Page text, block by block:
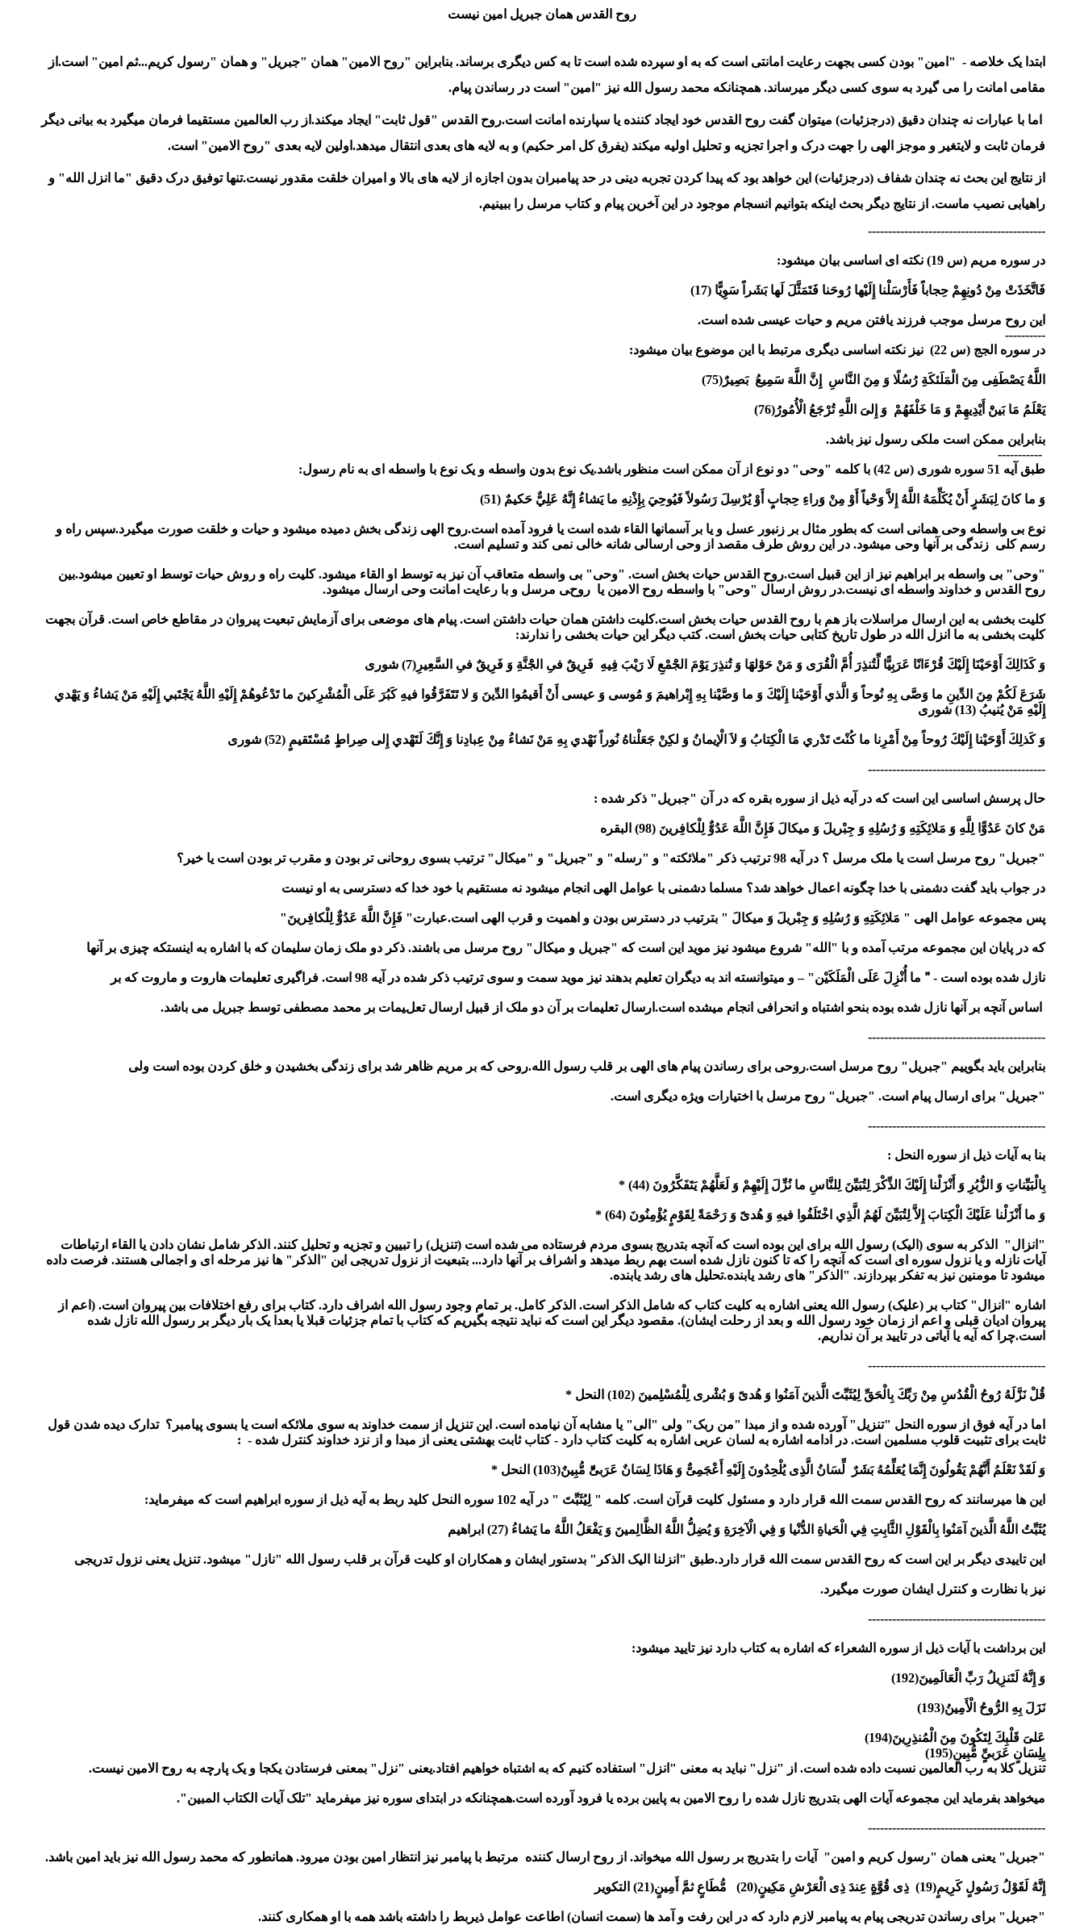
روح القدس همان جبریل امین نیست
ابتدا یک خلاصه - "امین" بودن کسی بجهت رعایت امانتی است که به او سپرده شده است تا به کس دیگری برساند. بنابراین "روح الامین" همان "جبریل" و همان "رسول کریم...ثم امین" است.از
مقامی امانت را می گیرد به سوی کسی دیگر میرساند. همچنانکه محمد رسول الله نیز "امین" است در رساندن پیام.
اما با عبارات نه چندان دقیق (درجزئیات) میتوان گفت روح القدس خود ایجاد کننده یا سپارنده امانت است.روح القدس "قول ثابت" ایجاد میکند.از رب العالمین مستقیما فرمان میگیرد به بیانی دیگر
فرمان ثابت و لایتغیر و موجز الهی را جهت درک و اجرا تجزیه و تحلیل اولیه میکند (یفرق کل امر حکیم) و به لایه های بعدی انتقال میدهد.اولین لایه بعدی "روح الامین" است.
از نتایج این بحث نه چندان شفاف (درجزئیات) این خواهد بود که پیدا کردن تجربه دینی در حد پیامبران بدون اجازه از لایه های بالا و امیران خلقت مقدور نیست.تنها توفیق درک دقیق "ما انزل الله" و
راهیابی نصیب ماست. از نتایج دیگر بحث اینکه بتوانیم انسجام موجود در این آخرین پیام و کتاب مرسل را ببینیم.
--------------------------------------------
در سوره مریم (س 19) نکته ای اساسی بیان میشود:
فَاتَّخَذَتْ مِنْ دُونِهِمْ حِجاباً فَأَرْسَلْنا إِلَيْها رُوحَنا فَتَمَثَّلَ لَها بَشَراً سَوِيًّا (17)
این روح مرسل موجب فرزند یافتن مریم و حیات عیسی شده است.
----------
در سوره الجج (س 22) نیز نکته اساسی دیگری مرتبط با این موضوع بیان میشود:
اللَّهُ يَصْطَفِى مِنَ الْمَلَئكَةِ رُسُلًا وَ مِنَ النَّاسِ إِنَّ اللَّهَ سَمِيعُ بَصِيرٌ(75)
يَعْلَمُ مَا بَينْ‏َ أَيْدِيهِمْ وَ مَا خَلْفَهُمْ وَ إِلىَ اللَّهِ تُرْجَعُ الْأُمُورُ(76)
بنابراین ممکن است ملکی رسول نیز باشد.
-----------
طبق آیه 51 سوره شوری (س 42) با کلمه "وحی" دو نوع از آن ممکن است منظور باشد.یک نوع بدون واسطه و یک نوع با واسطه ای به نام رسول:
وَ ما كانَ لِبَشَرٍ أَنْ يُكَلِّمَهُ اللَّهُ إِلاَّ وَحْياً أَوْ مِنْ وَراءِ حِجابٍ أَوْ يُرْسِلَ رَسُولاً فَيُوحِيَ بِإِذْنِهِ ما يَشاءُ إِنَّهُ عَلِيٌّ حَكيمٌ (51)
نوع بی واسطه وحی همانی است که بطور مثال بر زنبور عسل و یا بر آسمانها القاء شده است یا فرود آمده است.روح الهی زندگی بخش دمیده میشود و حیات و خلقت صورت میگیرد.سپس راه و
رسم کلی زندگی بر آنها وحی میشود. در این روش طرف مقصد از وحی ارسالی شانه خالی نمی کند و تسلیم است.
"وحی" بی واسطه بر ابراهیم نیز از این قبیل است.روح القدس حیات بخش است. "وحی" بی واسطه متعاقب آن نیز به توسط او القاء میشود. کلیت راه و روش حیات توسط او تعیین میشود.بین
روح القدس و خداوند واسطه ای نیست.در روش ارسال "وحی" با واسطه روح الامین یا روحی مرسل و با رعایت امانت وحی ارسال میشود.
کلیت بخشی به این ارسال مراسلات باز هم با روح القدس حیات بخش است.کلیت داشتن همان حیات داشتن است. پیام های موضعی برای آزمایش تبعیت پیروان در مقاطع خاص است. قرآن بجهت
کلیت بخشی به ما انزل الله در طول تاریخ کتابی حیات بخش است. کتب دیگر این حیات بخشی را ندارند:
وَ كَذَالِكَ أَوْحَيْنَا إِلَيْكَ قُرْءَانًا عَرَبِيًّا لِّتُنذِرَ أُمَّ الْقُرَى‏ وَ مَنْ حَوْلهََا وَ تُنذِرَ يَوْمَ الجَْمْعِ لَا رَيْبَ فِيهِ فَرِيقٌ فىِ الجَْنَّةِ وَ فَرِيقٌ فىِ السَّعِيرِ(7) شوری
شَرَعَ لَكُمْ مِنَ الدِّينِ ما وَصَّى بِهِ نُوحاً وَ الَّذي أَوْحَيْنا إِلَيْكَ وَ ما وَصَّيْنا بِهِ إِبْراهيمَ وَ مُوسى‏ وَ عيسى‏ أَنْ أَقيمُوا الدِّينَ وَ لا تَتَفَرَّقُوا فيهِ كَبُرَ عَلَى الْمُشْرِكينَ ما تَدْعُوهُمْ إِلَيْهِ اللَّهُ يَجْتَبي‏ إِلَيْهِ مَنْ يَشاءُ وَ يَهْدي
إِلَيْهِ مَنْ يُنيبُ (13) شوری
وَ كَذلِكَ أَوْحَيْنا إِلَيْكَ رُوحاً مِنْ أَمْرِنا ما كُنْتَ تَدْري مَا الْكِتابُ وَ لاَ الْإيمانُ وَ لكِنْ جَعَلْناهُ نُوراً نَهْدي بِهِ مَنْ نَشاءُ مِنْ عِبادِنا وَ إِنَّكَ لَتَهْدي إِلى‏ صِراطٍ مُسْتَقيمٍ (52) شوری
--------------------------------------------
حال پرسش اساسی این است که در آیه ذیل از سوره بقره که در آن "جبریل" ذکر شده :
مَنْ كانَ عَدُوًّا لِلَّهِ وَ مَلائِكَتِهِ وَ رُسُلِهِ وَ جِبْريلَ وَ ميكالَ فَإِنَّ اللَّهَ عَدُوٌّ لِلْكافِرينَ (98) البقره
"جبریل" روح مرسل است یا ملک مرسل ؟ در آیه 98 ترتیب ذکر "ملائکته" و "رسله" و "جبریل" و "میکال" ترتیب بسوی روحانی تر بودن و مقرب تر بودن است یا خیر؟
در جواب باید گفت دشمنی با خدا چگونه اعمال خواهد شد؟ مسلما دشمنی با عوامل الهی انجام میشود نه مستقیم با خود خدا که دسترسی به او نیست
پس مجموعه عوامل الهی " مَلائِكَتِهِ وَ رُسُلِهِ وَ جِبْريلَ وَ ميكالَ " بترتیب در دسترس بودن و اهمیت و قرب الهی است.عبارت" فَإِنَّ اللَّهَ عَدُوٌّ لِلْكافِرينَ"
که در پایان این مجموعه مرتب آمده و با "الله" شروع میشود نیز موید این است که "جبریل و میکال" روح مرسل می باشند. ذکر دو ملک زمان سلیمان که با اشاره به اینستکه چیزی بر آنها
نازل شده بوده است - "َ ما أُنْزِلَ عَلَى الْمَلَكَيْن‏" – و میتوانسته اند به دیگران تعلیم بدهند نیز موید سمت و سوی ترتیب ذکر شده در آیه 98 است. فراگیری تعلیمات هاروت و ماروت که بر
اساس آنچه بر آنها نازل شده بوده بنحو اشتباه و انحرافی انجام میشده است.ارسال تعلیمات بر آن دو ملک از قبیل ارسال تعلیمات بر محمد مصطفی توسط جبریل می باشد.
--------------------------------------------
بنابراین باید بگوییم "جبریل" روح مرسل است.روحی برای رساندن پیام های الهی بر قلب رسول الله.روحی که بر مریم ظاهر شد برای زندگی بخشیدن و خلق کردن بوده است ولی
"جبریل" برای ارسال پیام است. "جبریل" روح مرسل با اختیارات ویژه دیگری است.
--------------------------------------------
بنا به آیات ذیل از سوره النحل :
بِالْبَيِّناتِ وَ الزُّبُرِ وَ أَنْزَلْنا إِلَيْكَ الذِّكْرَ لِتُبَيِّنَ لِلنَّاسِ ما نُزِّلَ إِلَيْهِمْ وَ لَعَلَّهُمْ يَتَفَكَّرُونَ (44) *
وَ ما أَنْزَلْنا عَلَيْكَ الْكِتابَ إِلاَّ لِتُبَيِّنَ لَهُمُ الَّذِي اخْتَلَفُوا فيهِ وَ هُدىً وَ رَحْمَةً لِقَوْمٍ يُؤْمِنُونَ (64) *
"انزال" الذکر به سوی (الیک) رسول الله برای این بوده است که آنچه بتدریج بسوی مردم فرستاده می شده است (تنزیل) را تبیین و تجزیه و تحلیل کنند. الذکر شامل نشان دادن یا القاء ارتباطات
آیات نازله و یا نزول سوره ای است که آنچه را که تا کنون نازل شده است بهم ربط میدهد و اشراف بر آنها دارد... بتبعیت از نزول تدریجی این "الذکر" ها نیز مرحله ای و اجمالی هستند. فرصت داده
میشود تا مومنین نیز به تفکر بپردازند. "الذکر" های رشد یابنده.تحلیل های رشد یابنده.
اشاره "انزال" کتاب بر (علیک) رسول الله یعنی اشاره به کلیت کتاب که شامل الذکر است. الذکر کامل. بر تمام وجود رسول الله اشراف دارد. کتاب برای رفع اختلافات بین پیروان است. (اعم از
پیروان ادیان قبلی و اعم از زمان خود رسول الله و بعد از رحلت ایشان). مقصود دیگر این است که نباید نتیجه بگیریم که کتاب با تمام جزئیات قبلا یا بعدا یک بار دیگر بر رسول الله نازل شده
است.چرا که آیه یا آیاتی در تایید بر آن نداریم.
--------------------------------------------
قُلْ نَزَّلَهُ رُوحُ الْقُدُسِ مِنْ رَبِّكَ بِالْحَقِّ لِيُثَبِّتَ الَّذينَ آمَنُوا وَ هُدىً وَ بُشْرى‏ لِلْمُسْلِمينَ (102) النحل *
اما در آیه فوق از سوره النحل "تنزیل" آورده شده و از مبدا "من ربک" ولی "الی" یا مشابه آن نیامده است. این تنزیل از سمت خداوند به سوی ملائکه است یا بسوی پیامبر؟ تدارک دیده شدن قول
ثابت برای تثبیت قلوب مسلمین است. در ادامه اشاره به لسان عربی اشاره به کلیت کتاب دارد - کتاب ثابت بهشتی یعنی از مبدا و از نزد خداوند کنترل شده - :
وَ لَقَدْ نَعْلَمُ أَنَّهُمْ يَقُولُونَ إِنَّمَا يُعَلِّمُهُ بَشَرٌ لِّسَانُ الَّذِى يُلْحِدُونَ إِلَيْهِ أَعْجَمِىٌّ وَ هَاذَا لِسَانٌ عَرَبىِ‏ٌّ مُّبِينٌ(103) النحل *
این ها میرسانند که روح القدس سمت الله قرار دارد و مسئول کلیت قرآن است. کلمه " لِيُثَبِّتَ " در آیه 102 سوره النحل کلید ربط به آیه ذیل از سوره ابراهیم است که میفرماید:
يُثَبِّتُ اللَّهُ الَّذينَ آمَنُوا بِالْقَوْلِ الثَّابِتِ فِي الْحَياةِ الدُّنْيا وَ فِي الْآخِرَةِ وَ يُضِلُّ اللَّهُ الظَّالِمينَ وَ يَفْعَلُ اللَّهُ ما يَشاءُ (27) ابراهیم
این تاییدی دیگر بر این است که روح القدس سمت الله قرار دارد.طبق "انزلنا الیک الذکر" بدستور ایشان و همکاران او کلیت قرآن بر قلب رسول الله "نازل" میشود. تنزیل یعنی نزول تدریجی
نیز با نظارت و کنترل ایشان صورت میگیرد.
--------------------------------------------
این برداشت با آیات ذیل از سوره الشعراء که اشاره به کتاب دارد نیز تایید میشود:
وَ إِنَّهُ لَتَنزِيلُ رَبّ‏ِ الْعَالَمِينَ(192)
نَزَلَ بِهِ الرُّوحُ الْأَمِينُ(193)
عَلىَ‏ قَلْبِكَ لِتَكُونَ مِنَ الْمُنذِرِينَ(194)
بِلِسَانٍ عَرَبىِ‏ٍّ مُّبِينٍ(195)
تنزیل کلا به رب العالمین نسبت داده شده است. از "نزل" نباید به معنی "انزل" استفاده کنیم که به اشتباه خواهیم افتاد.یعنی "نزل" بمعنی فرستادن یکجا و یک پارچه به روح الامین نیست.
میخواهد بفرماید این مجموعه آیات الهی بتدریج نازل شده را روح الامین به پایین برده یا فرود آورده است.همچنانکه در ابتدای سوره نیز میفرماید "تلک آیات الکتاب المبین".
--------------------------------------------
"جبریل" یعنی همان "رسول کریم و امین" آیات را بتدریج بر رسول الله میخواند. از روح ارسال کننده مرتبط با پیامبر نیز انتظار امین بودن میرود. همانطور که محمد رسول الله نیز باید امین باشد.
إِنَّهُ لَقَوْلُ رَسُولٍ كَرِيمٍ(19) ذِى قُوَّةٍ عِندَ ذِى الْعَرْشِ مَكِينٍ(20) مُّطَاعٍ ثمَ‏َّ أَمِينٍ(21) التکویر
"جبریل" برای رساندن تدریجی پیام به پیامبر لازم دارد که در این رفت و آمد ها (سمت انسان) اطاعت عوامل ذیربط را داشته باشد همه با او همکاری کنند.